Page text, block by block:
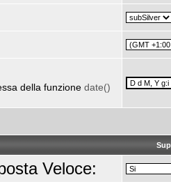
della funzione date()
Veloce: